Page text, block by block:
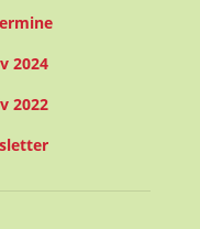
2024
2022